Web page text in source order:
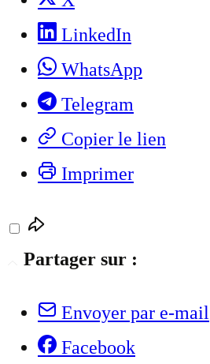
LinkedIn
WhatsApp
Telegram
Copier le lien
Imprimer
Partager sur :
Envoyer par e-mail
Facebook